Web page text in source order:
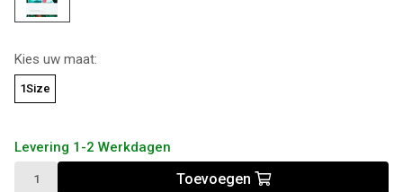
Kies uw maat:
1Size
Levering 1-2 Werkdagen
Toevoegen